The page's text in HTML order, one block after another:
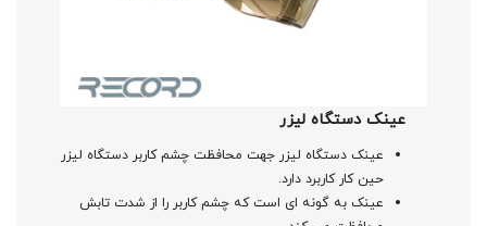
عینک دستگاه لیزر
عینک دستگاه لیزر جهت محافظت چشم کاربر دستگاه لیزر
حین کار کاربرد دارد.
عینک به گونه ای است که چشم کاربر را از شدت تابش